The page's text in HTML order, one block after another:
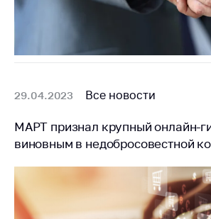
29.04.2023 Все новости
МАРТ признал крупный онлайн-
виновным в недобросовестной